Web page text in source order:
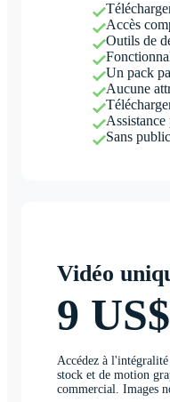
Accès
Outils de
Un pack
Aucune
Sans
Vidéo
9 US$
Accédez à
stock et de motion
commercial. Images